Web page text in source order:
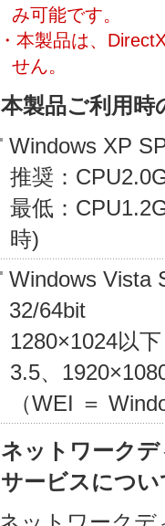
み可能です。
・本製品は、
せん。
本製品ご利用時
Windows XP
推奨：
最低：
時)
Windows Vista
32/64bit
1280×1024以
3.5、
（WEI ＝
ネットワーク
サービスについ